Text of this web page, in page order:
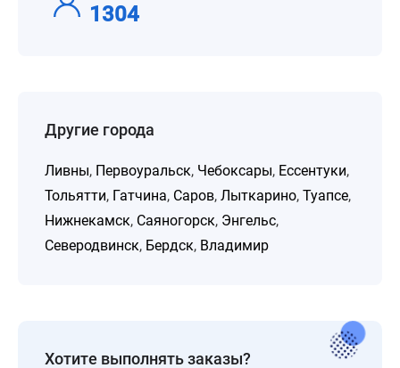
1304
Другие города
Ливны, Первоуральск, Чебоксары, Ессентуки,
Тольятти, Гатчина, Саров, Лыткарино, Туапсе,
Нижнекамск, Саяногорск, Энгельс,
Северодвинск, Бердск, Владимир
Хотите выполнять заказы?